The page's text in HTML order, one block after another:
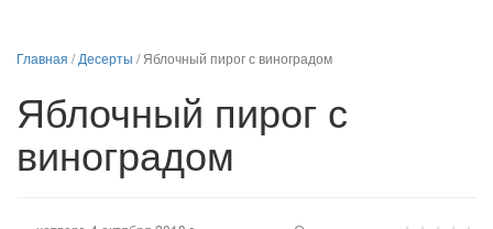
Главная /Десерты /Яблочный пирог с виноградом
Яблочный пирог с
виноградом